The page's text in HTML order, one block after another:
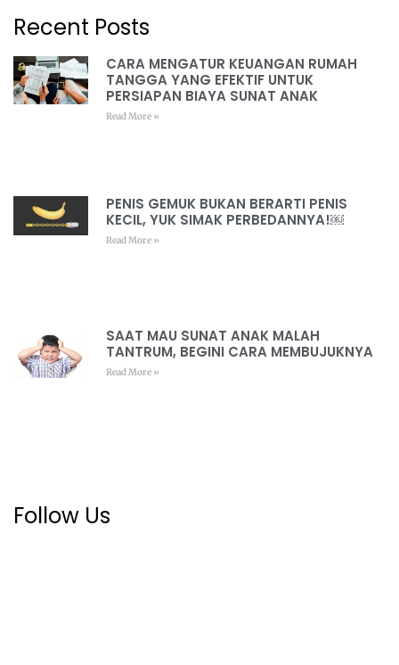
Recent Posts
CARA MENGATUR KEUANGAN RUMAH
TANGGA YANG EFEKTIF UNTUK
PERSIAPAN BIAYA SUNAT ANAK
Read More »
PENIS GEMUK BUKAN BERARTI PENIS
KECIL, YUK SIMAK PERBEDANNYA!￼
Read More »
SAAT MAU SUNAT ANAK MALAH
TANTRUM, BEGINI CARA MEMBUJUKNYA
Read More »
Follow Us